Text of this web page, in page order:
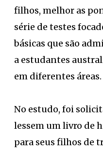
filhos, melhor as
série de testes
básicas que são
a estudantes
em diferentes áreas.
No estudo, foi
lessem um livro de
para seus filhos de